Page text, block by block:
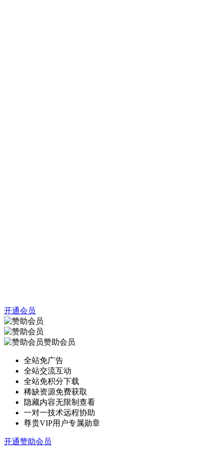
开通会员
赞助会员
全站免广告
全站交流互动
全站免积分下载
稀缺资源免费获取
隐藏内容无限制查看
一对一技术远程协助
尊贵VIP用户专属勋章
开通赞助会员